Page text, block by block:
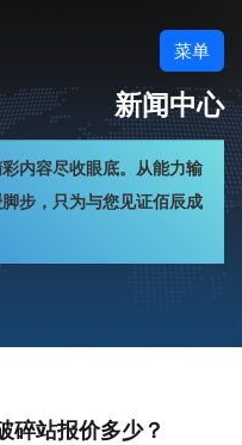
菜单
新闻中心
内容尽收眼底。从能力输
步，只为与您见证佰辰成
碎站报价多少？